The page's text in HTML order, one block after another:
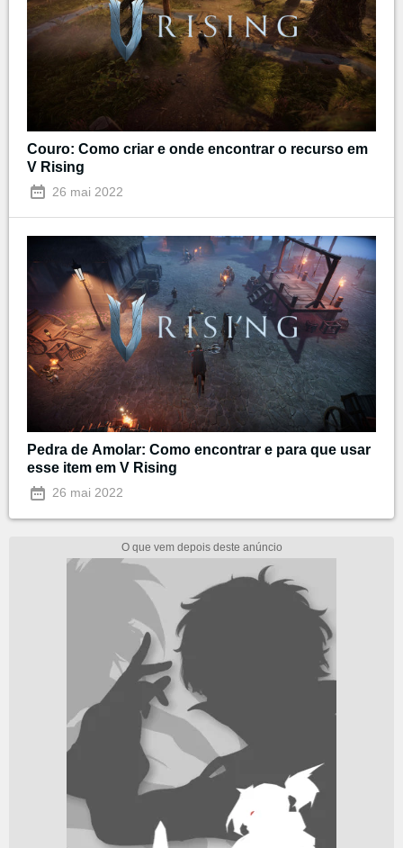
Couro: Como criar e onde encontrar o recurso em
V Rising
26 mai 2022
Pedra de Amolar: Como encontrar e para que usar
esse item em V Rising
26 mai 2022